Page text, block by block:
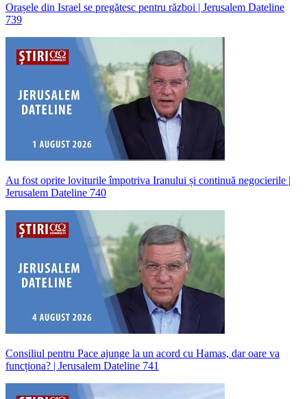
Orașele din Israel se pregătesc pentru război | Jerusalem Dateline
739
Au fost oprite loviturile împotriva Iranului și continuă negocierile |
Jerusalem Dateline 740
Consiliul pentru Pace ajunge la un acord cu Hamas, dar oare va
funcționa? | Jerusalem Dateline 741